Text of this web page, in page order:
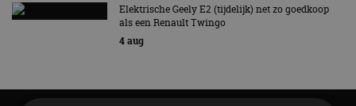
Elektrische Geely E2 (tijdelijk) net zo goedkoop
als een Renault Twingo
4 aug